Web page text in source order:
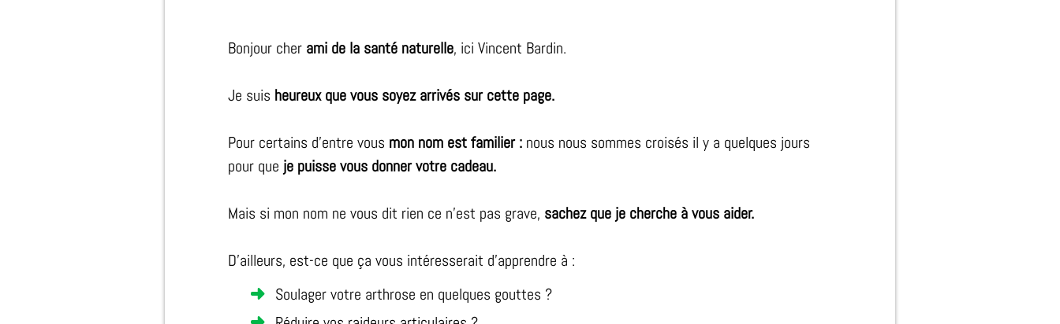
Bonjour cher ami de la santé naturelle, ici Vincent Bardin.
Je suis heureux que vous soyez arrivés sur cette page.
Pour certains d'entre vous mon nom est familier : nous nous sommes croisés il y a quelques jours
pour que je puisse vous donner votre cadeau.
Mais si mon nom ne vous dit rien ce n'est pas grave, sachez que je cherche à vous aider.
D’ailleurs, est-ce que ça vous intéresserait d’apprendre à :
Soulager votre arthrose en quelques gouttes ?